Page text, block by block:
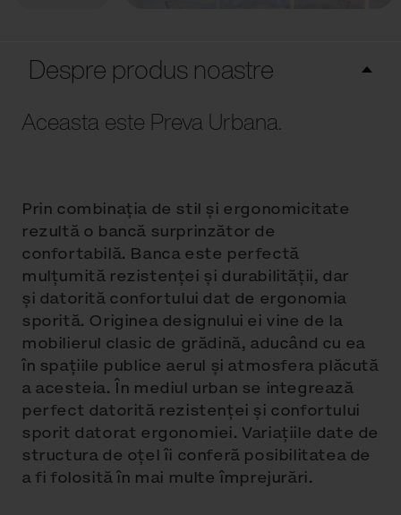
Despre produs noastre
Aceasta este Preva Urbana.
Prin combinaţia de stil şi ergonomicitate
rezultă o bancă surprinzător de
confortabilă. Banca este perfectă
mulţumită rezistenţei şi durabilităţii, dar
şi datorită confortului dat de ergonomia
sporită. Originea designului ei vine de la
mobilierul clasic de grădină, aducând cu ea
în spaţiile publice aerul şi atmosfera plăcută
a acesteia. În mediul urban se integrează
perfect datorită rezistenţei şi confortului
sporit datorat ergonomiei. Variaţiile date de
structura de oţel îi conferă posibilitatea de
a fi folosită în mai multe împrejurări.